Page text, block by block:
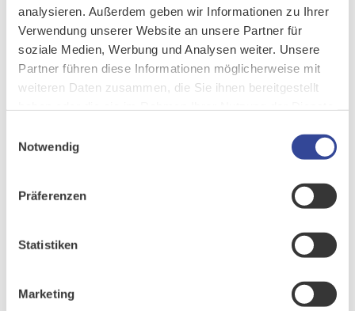
analysieren. Außerdem geben wir Informationen zu Ihrer
Verwendung unserer Website an unsere Partner für
soziale Medien, Werbung und Analysen weiter. Unsere
Partner führen diese Informationen möglicherweise mit
weiteren Daten zusammen, die Sie ihnen bereitgestellt
Notwendig
Präferenzen
Statistiken
Marketing
Die Teilnahme an der Veranstaltung ist kostenfrei. Nach
Eingang Ihrer Anmeldung erhalten Sie eine
Teilnahmebestätigung. Es gelten die Teilnahmebedingungen für
Veranstaltungen der
CURSOR Software AG. (www.cursor.de/impressum)
Jetzt anmelden